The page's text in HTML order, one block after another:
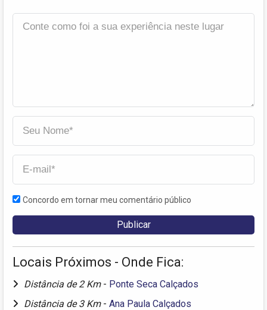
Concordo em tornar meu comentário público
Locais Próximos - Onde Fica:
Distância de 2 Km - Ponte Seca Calçados
Distância de 3 Km - Ana Paula Calçados